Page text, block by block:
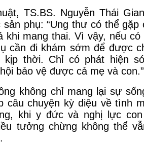
TS.BS. Nguyễn Thái
sản phụ: “Ung thư có thể
khi mang thai. Vì vậy, nếu có
cần đi khám sớm để được
kịp thời. Chỉ có phát hiện
bảo vệ được cả mẹ và con.”
không chỉ mang lại sự
câu chuyện kỳ diệu về tình
khi y đức và nghị lực
tưởng chừng không thể